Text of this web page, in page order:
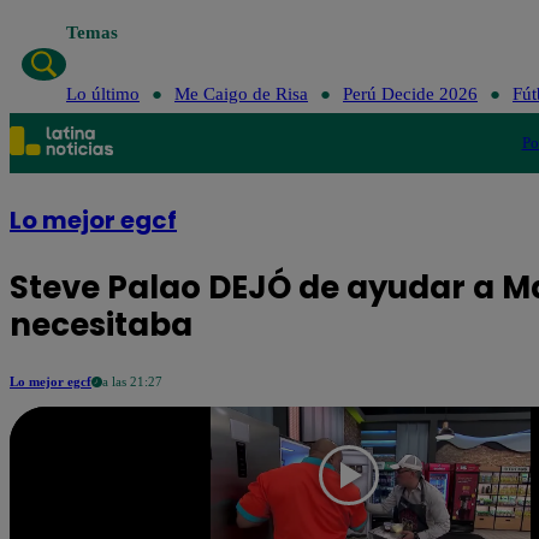
Temas
Lo último Me Caigo de Risa Perú Decide 2026
Lo mejor egcf
Steve Palao DEJÓ de ayudar a
necesitaba
Lo mejor egcf a las 21:27